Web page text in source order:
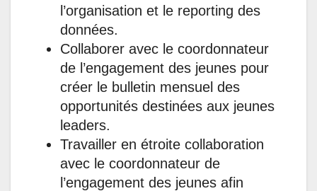
l’organisation et le reporting des
données.
Collaborer avec le coordonnateur
de l’engagement des jeunes pour
créer le bulletin mensuel des
opportunités destinées aux jeunes
leaders.
Travailler en étroite collaboration
avec le coordonnateur de
l’engagement des jeunes afin